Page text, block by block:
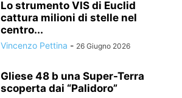
Lo strumento VIS di Euclid
cattura milioni di stelle nel
centro...
Vincenzo Pettina - 26 Giugno 2026
Gliese 48 b una Super-Terra
scoperta dai “Palidoro”